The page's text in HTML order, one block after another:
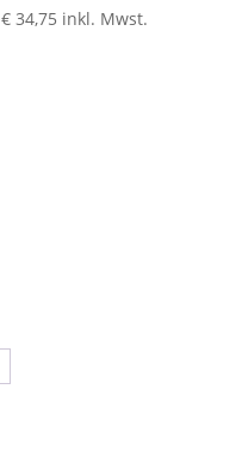
€34,75 inkl. Mwst.